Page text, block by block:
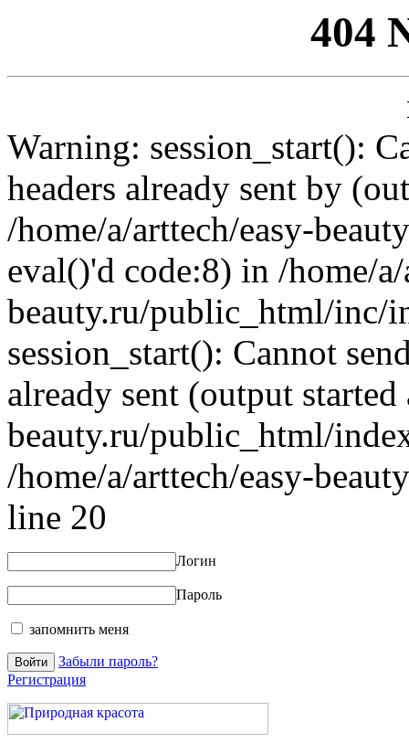
404
Warning: session_start():
headers already sent by
/home/a/arttech/easy-
eval()'d code:8) in /home/
beauty.ru/public_html/inc/
session_start(): Cannot
already sent (output
beauty.ru/public_html/
/home/a/arttech/easy-
line 20
Логин
Пароль
запомнить меня
Забыли пароль?
Регистрация